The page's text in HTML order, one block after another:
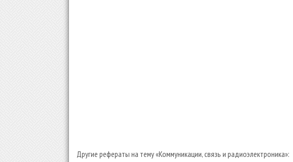
Другие рефераты на тему «Коммуникации, связь и радиоэлектроника»: